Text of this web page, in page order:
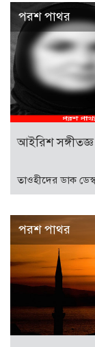
পরশ পাথর
আইরিশ
তাওহীদের ডাক
পরশ পাথর